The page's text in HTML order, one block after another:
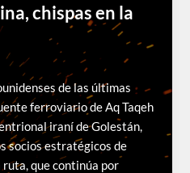
chispas en la
de las últimas
ferroviario de Aq Taqeh
iraní de Golestán,
socios estratégicos de
ruta, que continúa por